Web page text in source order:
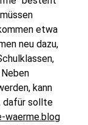
etwa
neu dazu,
kann
dafür sollte
waerme.blog